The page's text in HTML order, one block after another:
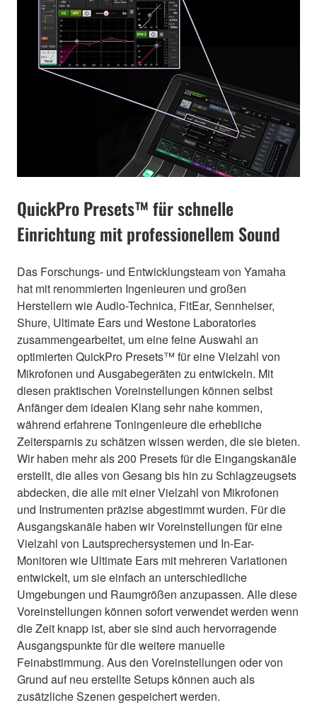
QuickPro Presets™ für schnelle
Einrichtung mit professionellem Sound
Das Forschungs- und Entwicklungsteam von Yamaha
hat mit renommierten Ingenieuren und großen
Herstellern wie Audio-Technica, FitEar, Sennheiser,
Shure, Ultimate Ears und Westone Laboratories
zusammengearbeitet, um eine feine Auswahl an
optimierten QuickPro Presets™ für eine Vielzahl von
Mikrofonen und Ausgabegeräten zu entwickeln. Mit
diesen praktischen Voreinstellungen können selbst
Anfänger dem idealen Klang sehr nahe kommen,
während erfahrene Toningenieure die erhebliche
Zeitersparnis zu schätzen wissen werden, die sie bieten.
Wir haben mehr als 200 Presets für die Eingangskanäle
erstellt, die alles von Gesang bis hin zu Schlagzeugsets
abdecken, die alle mit einer Vielzahl von Mikrofonen
und Instrumenten präzise abgestimmt wurden. Für die
Ausgangskanäle haben wir Voreinstellungen für eine
Vielzahl von Lautsprechersystemen und In-Ear-
Monitoren wie Ultimate Ears mit mehreren Variationen
entwickelt, um sie einfach an unterschiedliche
Umgebungen und Raumgrößen anzupassen. Alle diese
Voreinstellungen können sofort verwendet werden wenn
die Zeit knapp ist, aber sie sind auch hervorragende
Ausgangspunkte für die weitere manuelle
Feinabstimmung. Aus den Voreinstellungen oder von
Grund auf neu erstellte Setups können auch als
zusätzliche Szenen gespeichert werden.